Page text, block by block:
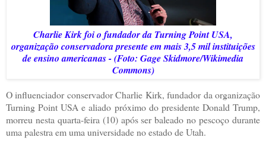
Charlie Kirk foi o fundador da Turning Point USA,
organização conservadora presente em mais 3,5 mil instituições
de ensino americanas - (Foto: Gage Skidmore/Wikimedia
Commons)
O influenciador conservador Charlie Kirk, fundador da organização
Turning Point USA e aliado próximo do presidente Donald Trump,
morreu nesta quarta-feira (10) após ser baleado no pescoço durante
uma palestra em uma universidade no estado de Utah.